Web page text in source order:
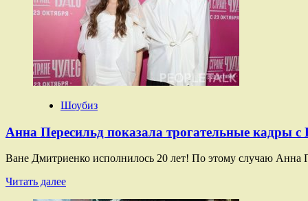
Шоубиз
Анна Пересильд показала трогательные кадры
Ване Дмитриенко исполнилось 20 лет! По этому случаю Анна
Читать далееПрочитать